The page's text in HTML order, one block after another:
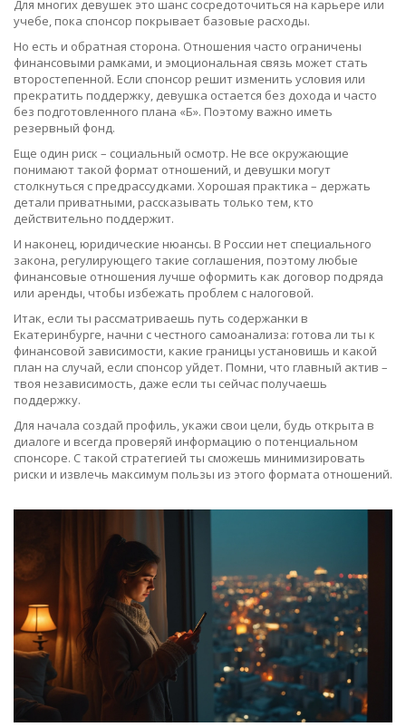
Для многих девушек это шанс сосредоточиться на карьере или
учебе, пока спонсор покрывает базовые расходы.
Но есть и обратная сторона. Отношения часто ограничены
финансовыми рамками, и эмоциональная связь может стать
второстепенной. Если спонсор решит изменить условия или
прекратить поддержку, девушка остается без дохода и часто
без подготовленного плана «Б». Поэтому важно иметь
резервный фонд.
Еще один риск – социальный осмотр. Не все окружающие
понимают такой формат отношений, и девушки могут
столкнуться с предрассудками. Хорошая практика – держать
детали приватными, рассказывать только тем, кто
действительно поддержит.
И наконец, юридические нюансы. В России нет специального
закона, регулирующего такие соглашения, поэтому любые
финансовые отношения лучше оформить как договор подряда
или аренды, чтобы избежать проблем с налоговой.
Итак, если ты рассматриваешь путь содержанки в
Екатеринбурге, начни с честного самоанализа: готова ли ты к
финансовой зависимости, какие границы установишь и какой
план на случай, если спонсор уйдет. Помни, что главный актив –
твоя независимость, даже если ты сейчас получаешь
поддержку.
Для начала создай профиль, укажи свои цели, будь открыта в
диалоге и всегда проверяй информацию о потенциальном
спонсоре. С такой стратегией ты сможешь минимизировать
риски и извлечь максимум пользы из этого формата отношений.